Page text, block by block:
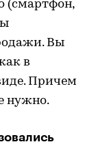
(смартфон,
Вы
в
Причем
нужно.